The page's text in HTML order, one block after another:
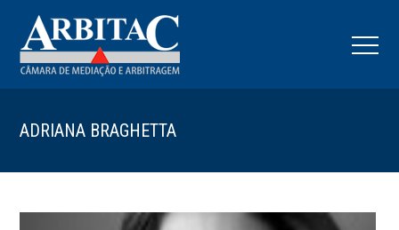
ADRIANA BRAGHETTA